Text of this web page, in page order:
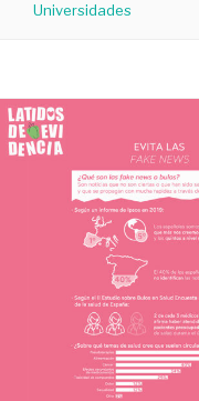
Universidades